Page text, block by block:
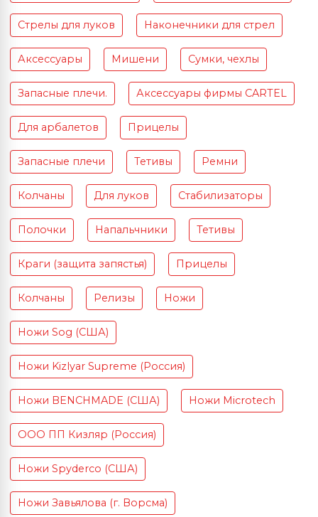
Стрелы для луков Наконечники для стрел
Аксессуары Мишени Сумки, чехлы
Запасные плечи. Аксессуары фирмы CARTEL
Для арбалетов Прицелы
Запасные плечи Тетивы Ремни
Колчаны Для луков Стабилизаторы
Полочки Напальчники Тетивы
Краги (защита запястья) Прицелы
Колчаны Релизы Ножи
Ножи Sog (США)
Ножи Kizlyar Supreme (Россия)
Ножи BENCHMADE (США) Ножи Microtech
ООО ПП Кизляр (Россия)
Ножи Spyderco (США)
Ножи Завьялова (г. Ворсма)